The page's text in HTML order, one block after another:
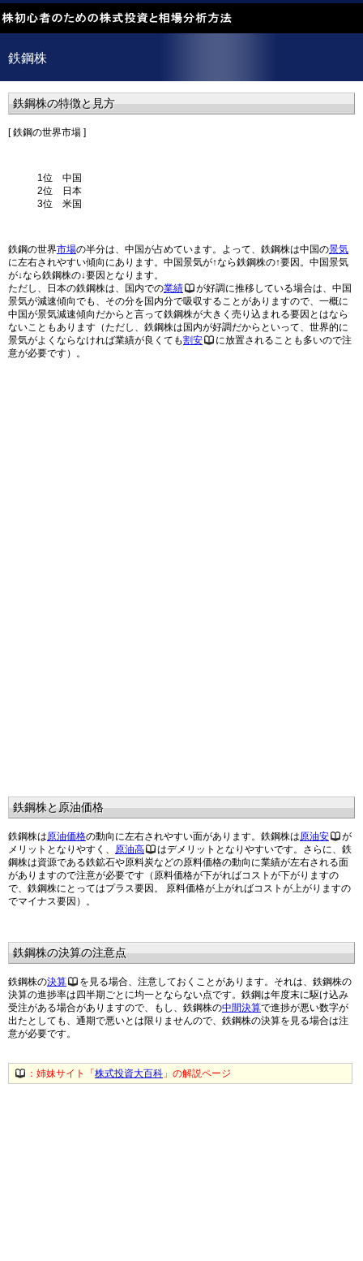
鉄鋼株
鉄鋼株の特徴と見方
[ 鉄鋼の世界市場 ]
1位 中国
2位 日本
3位 米国
鉄鋼の世界市場の半分は、中国が占めています。よって、鉄鋼株は中国の景気
に左右されやすい傾向にあります。中国景気が↑なら鉄鋼株の↑要因。中国景気
が↓なら鉄鋼株の↓要因となります。
ただし、日本の鉄鋼株は、国内での業績
が好調に推移している場合は、中国
景気が減速傾向でも、その分を国内分で吸収することがありますので、一概に
中国が景気減速傾向だからと言って鉄鋼株が大きく売り込まれる要因とはなら
ないこともあります（ただし、鉄鋼株は国内が好調だからといって、世界的に
景気がよくならなければ業績が良くても割安
に放置されることも多いので注
意が必要です）。
鉄鋼株と原油価格
鉄鋼株は原油価格の動向に左右されやすい面があります。鉄鋼株は原油安
が
メリットとなりやすく、 原油高
はデメリットとなりやすいです。さらに、鉄
鋼株は資源である鉄鉱石や原料炭などの原料価格の動向に業績が左右される面
がありますので注意が必要です（原料価格が下がればコストが下がりますの
で、鉄鋼株にとってはプラス要因。 原料価格が上がればコストが上がりますの
でマイナス要因）。
鉄鋼株の決算の注意点
鉄鋼株の決算
を見る場合、注意しておくことがあります。それは、鉄鋼株の
決算の進捗率は四半期ごとに均一とならない点です。鉄鋼は年度末に駆け込み
受注がある場合がありますので、もし、鉄鋼株の中間決算で進捗が悪い数字が
出たとしても、通期で悪いとは限りませんので、鉄鋼株の決算を見る場合は注
意が必要です。
：姉妹サイト「 株式投資大百科 」の解説ページ